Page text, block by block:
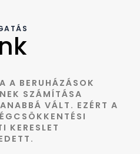
A BERUHÁZÁSOK
SZÁMÍTÁSA
VÁLT. EZÉRT A
KERESLET